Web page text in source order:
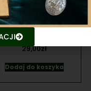
Przypinka Hubertus
Ogólnopolski PZŁ
29,00zł
Dodaj do koszyka